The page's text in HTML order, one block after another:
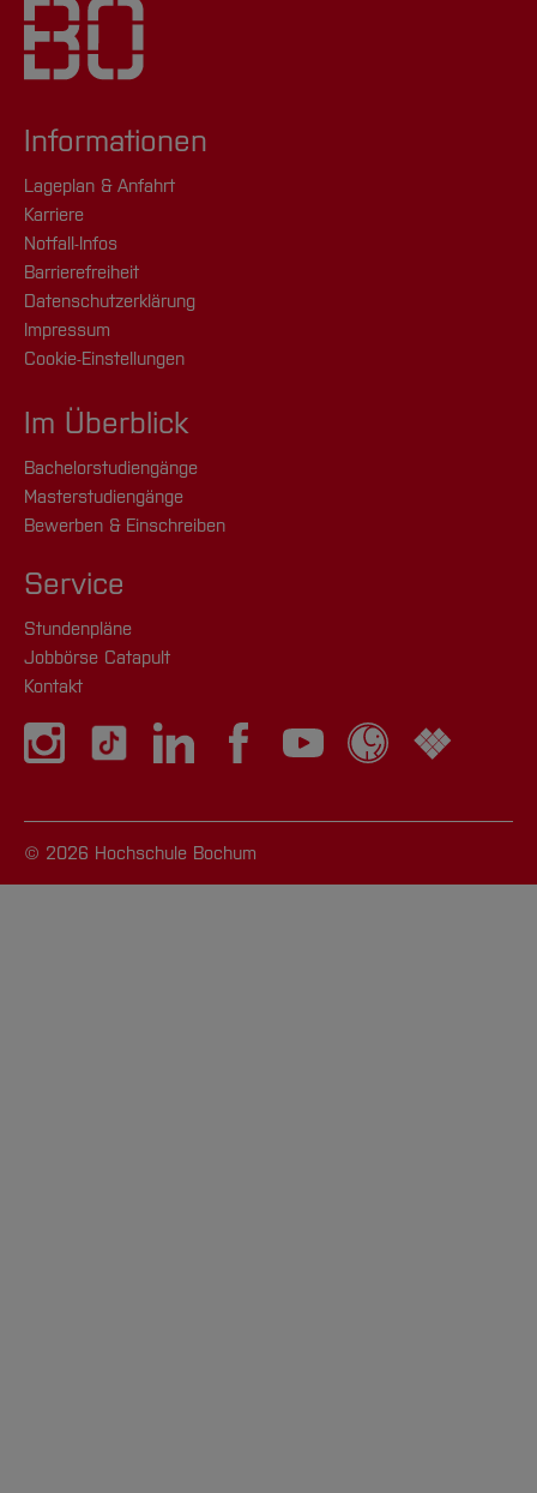
Informationen
Lageplan & Anfahrt
Karriere
Notfall-Infos
Barrierefreiheit
Datenschutzerklärung
Impressum
Cookie-Einstellungen
Im Überblick
Bachelorstudiengänge
Masterstudiengänge
Bewerben & Einschreiben
Service
Stundenpläne
Jobbörse Catapult
Kontakt
© 2026 Hochschule Bochum